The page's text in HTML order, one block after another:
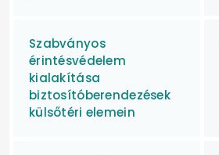
Szabványos
érintésvédelem
kialakítása
biztosítóberendezések
külsőtéri elemein